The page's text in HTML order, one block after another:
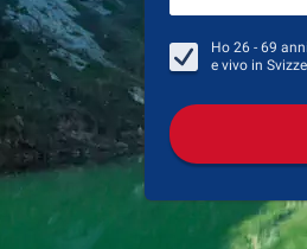
Ho 26 - 69 anni
e vivo in